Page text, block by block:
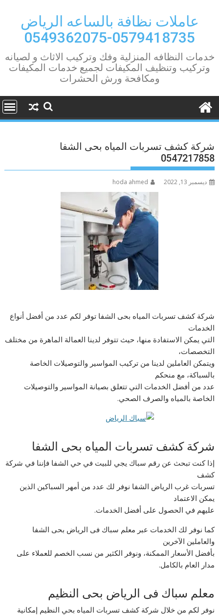
contentعاملات نظافة بالساعه الرياض
0579418735-0549362075
خدمات النظافه المنزلية وفك وتركيب الاثاث و لصيانه
وتركيب وتنظيف المكيفات لجميع خدمات المكيفات
ومكافحة ورش الحشرات
شركة كشف تسربات المياه بحى الشفا
0547217858
ديسمبر 13, 2022 hoda ahmed
شركة كشف تسربات المياه بحى الشفا توفر لكم عدد من أفضل أنواع
الخدمات
التي يمكن الاستفادة منها، حيث تتوفر لدينا العمالة الماهرة من مختلف
التخصصات،
ويتمكن العاملين لدينا من تركيب المواسير والتوصيلات الخاصة
بالسباكة، مع منحكم
عدد من أفضل الخدمات التي تتعلق بصيانة المواسير والتوصيلات
الخاصة بالمياه والصرف الصحي.
شركة كشف تسربات المياه بحى الشفا
إذا كنت تبحث عن رقم سباك يجي للبيت في حي الشفا فإننا في شركة
كشف
تسربات غرب الرياض الشفا نوفر لك عدد من أمهر السباكين الذين
يمكن الاعتماد
عليهم في الحصول على أفضل الخدمات.
كما نوفر لك الخدمات عبر معلم سباك فى الرياض بحى الشفا
والعاملين الآخرين
بأفضل الأسعار الممكنة، ونوفر الكثير من نسب الخصم للعملاء على
مدار العام بالكامل.
معلم سباك فى الرياض بحى النظيم
نوفر لكم من خلال شركة كشف تسربات المياه بحي النظيم إمكانية